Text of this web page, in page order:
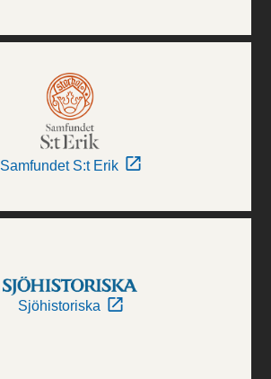
Samfundet S:t Erik
Sjöhistoriska